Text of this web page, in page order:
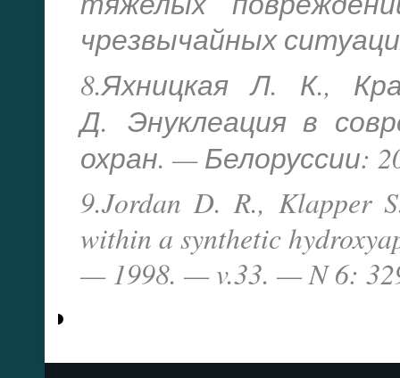
чрезвычайных
8.Яхницкая Л. К.,
Д. Энуклеация в
охран. — Белоруссии:
9.Jordan D. R., Klapper
within a synthetic
— 1998. — v.33. — N 6: